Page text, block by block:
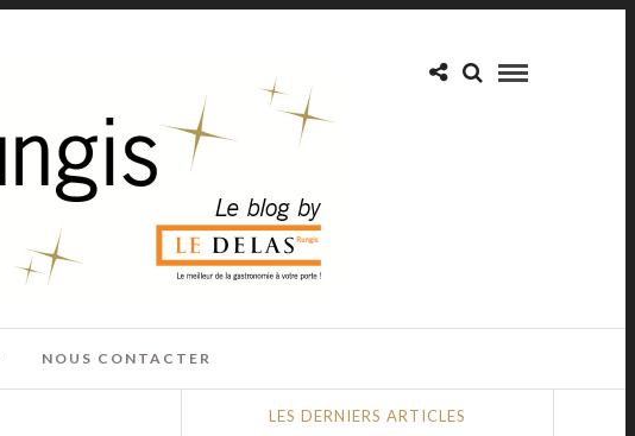
NOUS CONTACTER
LES DERNIERS ARTICLES